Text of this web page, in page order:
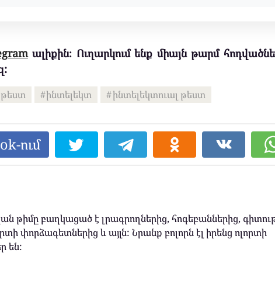
ալիքին։ Ուղարկում ենք միայն թարմ
թեստ ինտելեկտ ինտելեկտուալ թեստ
ում
թիմը բաղկացած է լրագրողներից, հոգեբաններից,
փորձագետներից և այլն: Նրանք բոլորն էլ իրենց ոլորտի
են: